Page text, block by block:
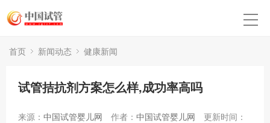
首页 新闻动态 健康新闻
试管拮抗剂方案怎么样,成功率高吗
来源： 中国试管婴儿网 作者： 中国试管婴儿网
更新时间：